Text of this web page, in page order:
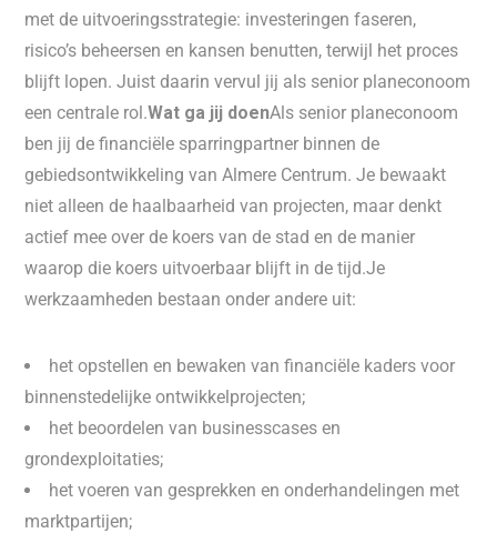
met de uitvoeringsstrategie: investeringen faseren,
risico’s beheersen en kansen benutten, terwijl het proces
blijft lopen. Juist daarin vervul jij als senior planeconoom
een centrale rol.Wat ga jij doenAls senior planeconoom
ben jij de financiële sparringpartner binnen de
gebiedsontwikkeling van Almere Centrum. Je bewaakt
niet alleen de haalbaarheid van projecten, maar denkt
actief mee over de koers van de stad en de manier
waarop die koers uitvoerbaar blijft in de tijd.Je
werkzaamheden bestaan onder andere uit:
het opstellen en bewaken van financiële kaders voor
binnenstedelijke ontwikkelprojecten;
het beoordelen van businesscases en
grondexploitaties;
het voeren van gesprekken en onderhandelingen met
marktpartijen;